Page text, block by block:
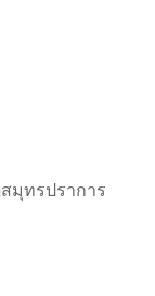
มุทรปราการ